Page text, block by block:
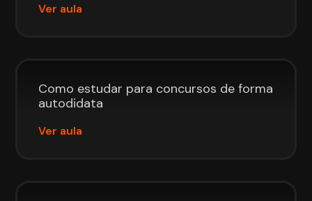
Ver aula
Como estudar para concursos de forma
autodidata
Ver aula